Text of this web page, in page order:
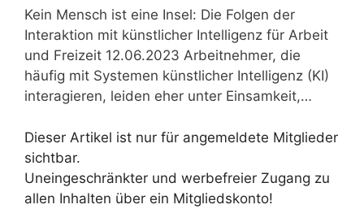
Kein Mensch ist eine Insel: Die Folgen der
Interaktion mit künstlicher Intelligenz für Arbeit
und Freizeit 12.06.2023 Arbeitnehmer, die
häufig mit Systemen künstlicher Intelligenz (KI)
interagieren, leiden eher unter Einsamkeit,…
Dieser Artikel ist nur für angemeldete Mitglieder
sichtbar.
Uneingeschränkter und werbefreier Zugang zu
allen Inhalten über ein Mitgliedskonto!